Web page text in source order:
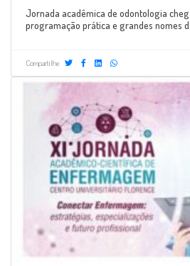
Jornada acadêmica de odontologia
programação prática e grandes nomes
Compartilhe